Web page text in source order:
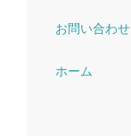
お問い合わせ
ホーム